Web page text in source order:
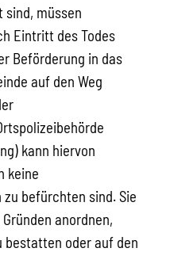
sind, müssen
Eintritt des Todes
Beförderung in das
auf den Weg
kann hiervon
keine
befürchten sind. Sie
anordnen,
bestatten oder auf den